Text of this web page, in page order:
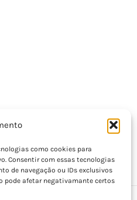
como cookies para
Consentir com essas tecnologias
de navegação ou IDs exclusivos
pode afetar negativamante certos